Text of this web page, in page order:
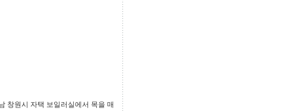
창원시 자택 보일러실에서 목을 매